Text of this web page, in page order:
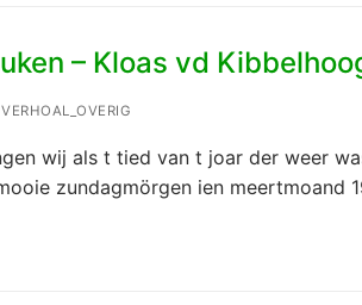
– Kloas vd
VERHOAL_OVERIG
wij als t tied van t joar der weer
zundagmörgen ien meertmoand